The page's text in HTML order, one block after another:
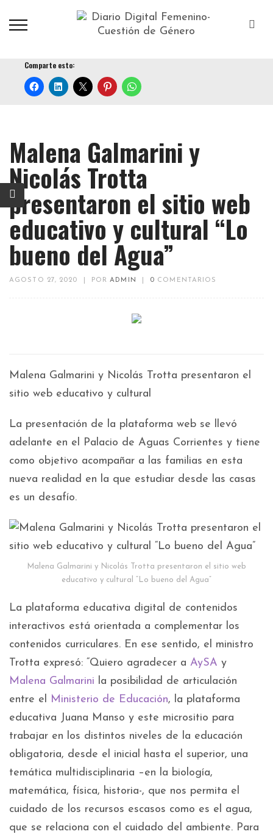
Comparte esto:
Malena Galmarini y
Nicolás Trotta
presentaron el sitio web
educativo y cultural “Lo
bueno del Agua”
AGOSTO 27, 2020 PORADMIN 0 COMENTARIOS
Malena Galmarini y Nicolás Trotta presentaron el
sitio web educativo y cultural
La presentación de la plataforma web se llevó
adelante en el Palacio de Aguas Corrientes y tiene
como objetivo acompañar a las familias en esta
nueva realidad en la que estudiar desde las casas
es un desafío.
Malena Galmarini y Nicolás Trotta presentaron el sitio web
educativo y cultural “Lo bueno del Agua”
La plataforma educativa digital de contenidos
interactivos está orientada a complementar los
contenidos curriculares. En ese sentido, el ministro
Trotta expresó: “Quiero agradecer a AySA y
Malena Galmarini la posibilidad de articulación
entre el
Ministerio de Educación, la plataforma
educativa Juana Manso y este micrositio para
trabajar en los distintos niveles de la educación
obligatoria, desde el inicial hasta el superior, una
temática multidisciplinaria –en la biología,
matemática, física, historia-, que nos permita el
cuidado de los recursos escasos como es el agua,
que se relaciona con el cuidado del ambiente. Para